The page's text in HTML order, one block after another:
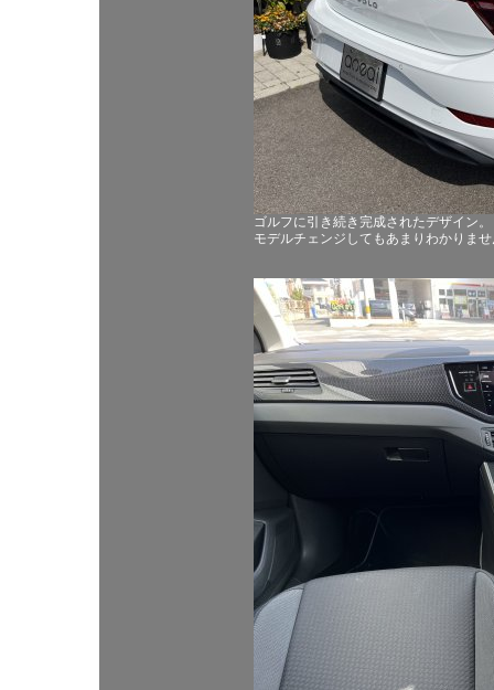
ゴルフに引き続き完成されたデザイン。
モデルチェンジしてもあまりわかりま